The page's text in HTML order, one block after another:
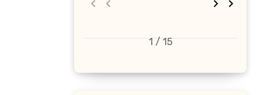
1 / 15